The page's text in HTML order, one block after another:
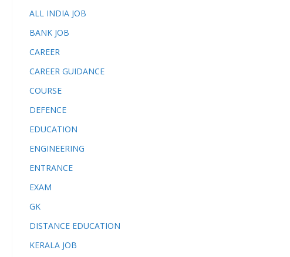
ALL INDIA JOB
BANK JOB
CAREER
CAREER GUIDANCE
COURSE
DEFENCE
EDUCATION
ENGINEERING
ENTRANCE
EXAM
GK
DISTANCE EDUCATION
KERALA JOB